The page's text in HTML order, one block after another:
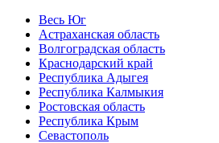
Весь Юг
Астраханская область
Волгоградская область
Краснодарский край
Республика Адыгея
Республика Калмыкия
Ростовская область
Республика Крым
Севастополь